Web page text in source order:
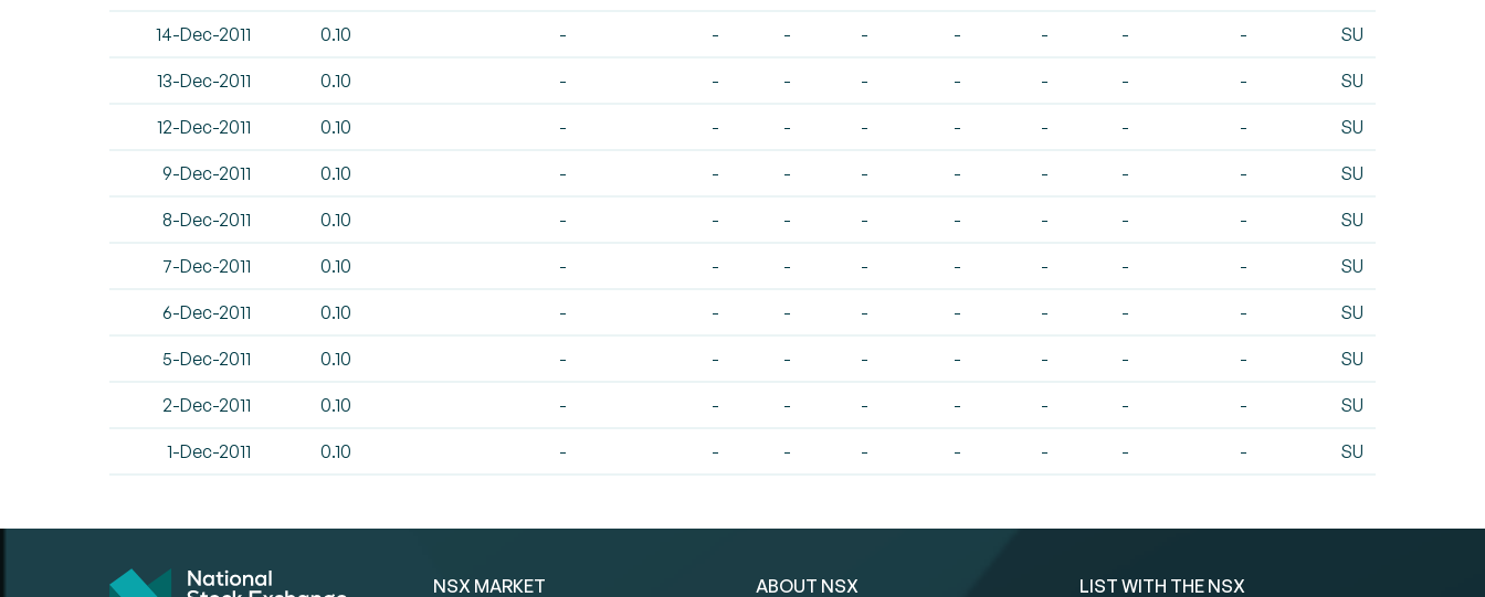
14-Dec-2011 0.10 - - - - - - - - SU
13-Dec-2011 0.10 - - - - - - - - SU
12-Dec-2011 0.10 - - - - - - - - SU
9-Dec-2011 0.10 - - - - - - - - SU
8-Dec-2011 0.10 - - - - - - - - SU
7-Dec-2011 0.10 - - - - - - - - SU
6-Dec-2011 0.10 - - - - - - - - SU
5-Dec-2011 0.10 - - - - - - - - SU
2-Dec-2011 0.10 - - - - - - - - SU
1-Dec-2011 0.10 - - - - - - - - SU
NSX MARKET ABOUT NSX LIST WITH THE NSX